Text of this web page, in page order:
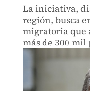
La iniciativa,
región, busca
migratoria que
más de 300
en situación